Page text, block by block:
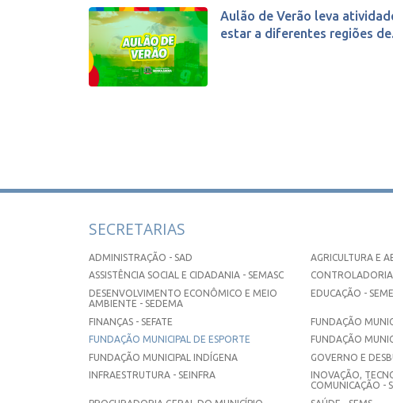
Aulão de Verão leva
estar a diferentes regiões
SECRETARIAS
ADMINISTRAÇÃO - SAD
AGRICULTURA E
ASSISTÊNCIA SOCIAL E CIDADANIA - SEMASC
DESENVOLVIMENTO ECONÔMICO E MEIO
AMBIENTE - SEDEMA
EDUCAÇÃO - SEME
FINANÇAS - SEFATE
FUNDAÇÃO
FUNDAÇÃO MUNICIPAL DE ESPORTE
FUNDAÇÃO
FUNDAÇÃO MUNICIPAL INDÍGENA
GOVERNO E
INFRAESTRUTURA - SEINFRA
INOVAÇÃO,
COMUNICAÇÃO -